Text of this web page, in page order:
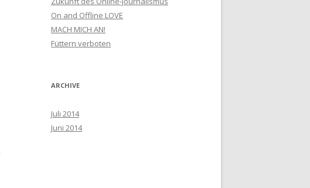
h
:
On and Offline LOVE
MACH MICH AN!
Füttern verboten
ARCHIVE
Juli 2014
Juni 2014